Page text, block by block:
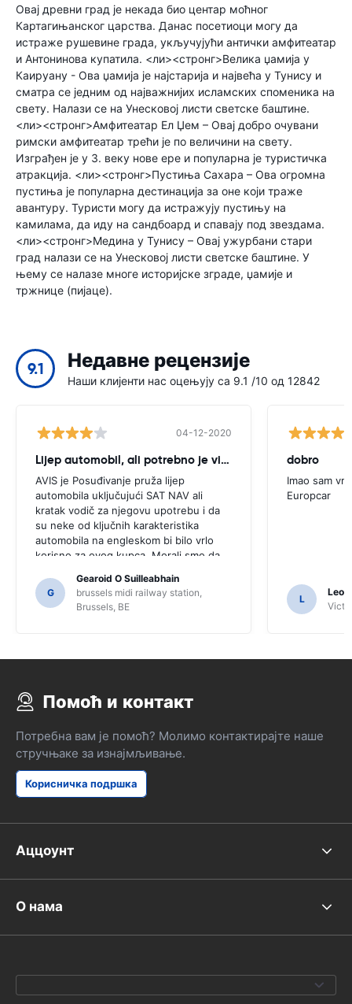
Овај древни град је некада био центар моћног
Картагињанског царства. Данас посетиоци могу да
истраже рушевине града, укључујући антички амфитеатар
и Антонинова купатила. <ли><стронг>Велика џамија у
Каируану - Ова џамија је најстарија и највећа у Тунису и
сматра се једним од најважнијих исламских споменика на
свету. Налази се на Унесковој листи светске баштине.
<ли><стронг>Амфитеатар Ел Џем – Овај добро очувани
римски амфитеатар трећи је по величини на свету.
Изграђен је у 3. веку нове ере и популарна је туристичка
атракција. <ли><стронг>Пустиња Сахара – Ова огромна
пустиња је популарна дестинација за оне који траже
авантуру. Туристи могу да истражују пустињу на
камилама, да иду на сандбоард и спавају под звездама.
<ли><стронг>Медина у Тунису – Овај ужурбани стари
град налази се на Унесковој листи светске баштине. У
њему се налазе многе историјске зграде, џамије и
тржнице (пијаце).
9.1 Недавне рецензије
Наши клијенти нас оцењују са 9.1 /10 од 12842
04-12-2020
Lijep automobil, ali potrebno je više savjet
AVIS je Posuđivanje pruža lijep
automobila uključujući SAT NAV ali
kratak vodič za njegovu upotrebu i da
su neke od ključnih karakteristika
automobila na engleskom bi bilo vrlo
korisno za ovog kupca. Morali smo da
samo za to nam možda nisu shvatili
funkcije Sat Nav.
G
Gearoid O Suilleabhain
brussels midi railway station,
Brussels, BE
dobro
Imao sam
Europcar
L
Помоћ и контакт
Потребна вам је помоћ? Молимо контактирајте наше
стручњаке за изнајмљивање.
Корисничка подршка
Аццоунт
О нама